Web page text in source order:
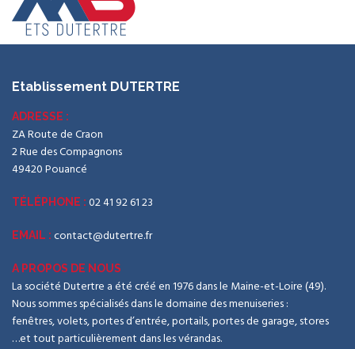
Etablissement DUTERTRE
ADRESSE :
ZA Route de Craon
2 Rue des Compagnons
49420 Pouancé
TÉLÉPHONE : 02 41 92 61 23
EMAIL : contact@dutertre.fr
A PROPOS DE NOUS
La société Dutertre a été créé en 1976 dans le Maine-et-Loire (49).
Nous sommes spécialisés dans le domaine des menuiseries :
fenêtres, volets, portes d’entrée, portails, portes de garage, stores
…et tout particulièrement dans les vérandas.